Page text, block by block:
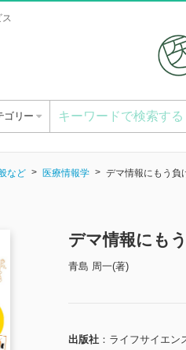
ス
ゴリー
など 医療情報学 デマ情報にもう負
デマ情報にも
青島 周一(著)
出版社
ライフサイエン